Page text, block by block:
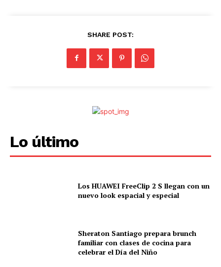
SHARE POST:
Lo último
Los HUAWEI FreeClip 2 S llegan con un
nuevo look espacial y especial
Sheraton Santiago prepara brunch
familiar con clases de cocina para
celebrar el Día del Niño